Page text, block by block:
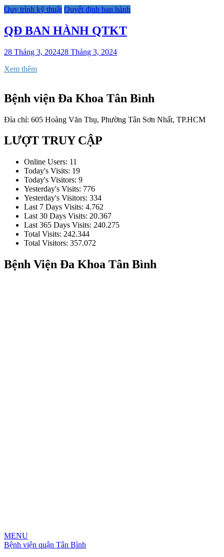
Quy trình kỹ thuật Quyết định ban hành
QĐ BAN HÀNH QTKT
28 Tháng 3, 202428 Tháng 3, 2024
Xem thêm
Bệnh viện Đa Khoa Tân Bình
Đỉa chỉ: 605 Hoàng Văn Thụ, Phường Tân Sơn Nhất, TP.HCM
LƯỢT TRUY CẬP
Online Users: 11
Today's Visits: 19
Today's Visitors: 9
Yesterday's Visits: 776
Yesterday's Visitors: 334
Last 7 Days Visits: 4.762
Last 30 Days Visits: 20.367
Last 365 Days Visits: 240.275
Total Visits: 242.344
Total Visitors: 357.072
Bệnh Viện Đa Khoa Tân Bình
MENU
Bệnh viện quận Tân Bình